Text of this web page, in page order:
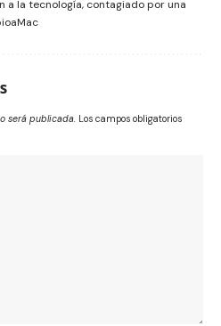
a la tecnología, contagiado por una
será publicada. Los campos obligatorios